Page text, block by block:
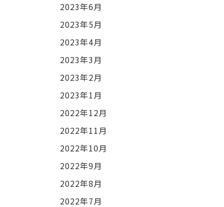
2023年6月
2023年5月
2023年4月
2023年3月
2023年2月
2023年1月
2022年12月
2022年11月
2022年10月
2022年9月
2022年8月
2022年7月